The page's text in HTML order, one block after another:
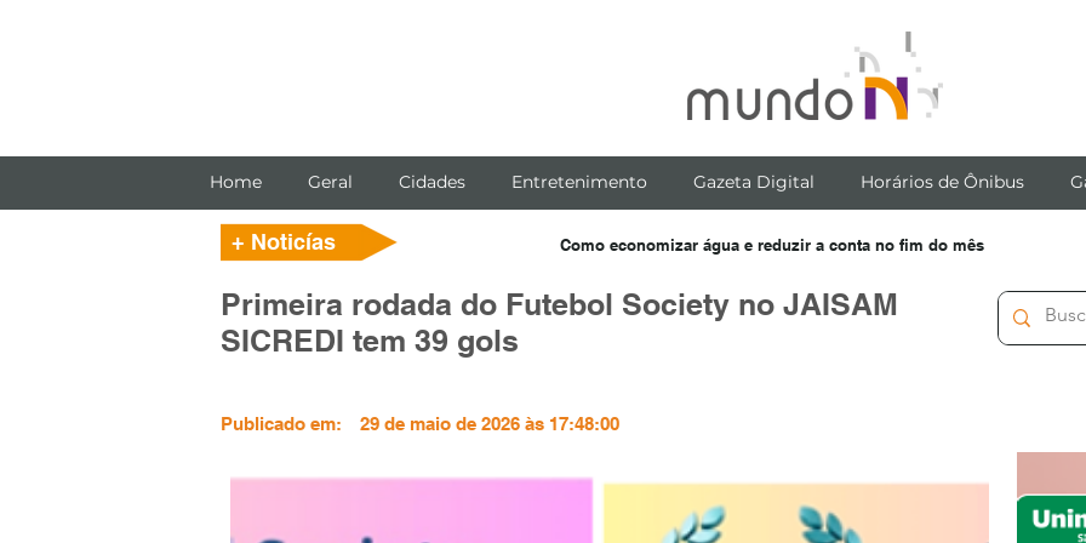
Home Geral Cidades Entretenimento Gazeta Digital Horários de Ônibus
Como economizar água e reduzir a conta no fim do mês
+ Noticías
Primeira rodada do Futebol Society no JAISAM
SICREDI tem 39 gols
Publicado em: 29 de maio de 2026 às 17:48:00